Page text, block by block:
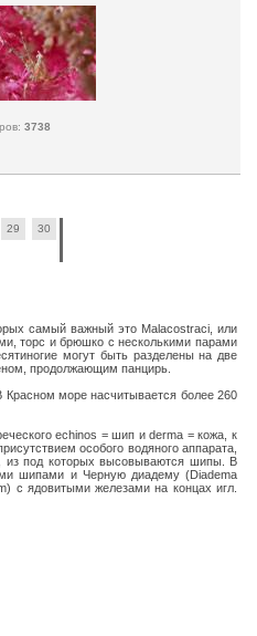
3738
29
30
самый важный это Malacostraci, или
торс и брюшко с несколькими парами
могут быть разделены на две
продолжающим панцирь.
Красном море насчитывается более 260
echinos = шип и derma = кожа, к
особого водяного аппарата,
из под которых высовываются шипы. В
шипами и Черную диадему (Diadema
с ядовитыми железами на концах игл.